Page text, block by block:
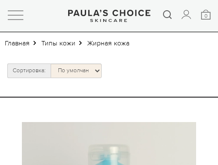
0
Главная Типы кожи Жирная кожа
Сортировка: